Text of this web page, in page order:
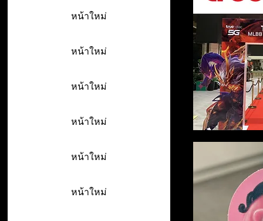
หน้าใหม่
หน้าใหม่
หน้าใหม่
หน้าใหม่
หน้าใหม่
หน้าใหม่